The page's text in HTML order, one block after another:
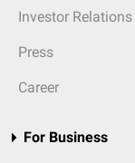
Investor Relations
Press
Career
For Business